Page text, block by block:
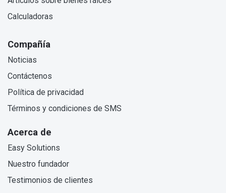
Calculadoras
Compañía
Noticias
Contáctenos
Política de privacidad
Términos y condiciones de SMS
Acerca de
Easy Solutions
Nuestro fundador
Testimonios de clientes